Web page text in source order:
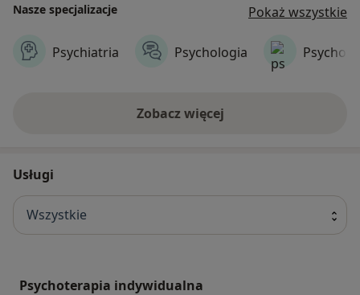
Nasze specjalizacje Pokaż wszystkie
Psychiatria Psychologia
Zobacz więcej
Usługi
Wszystkie
Psychoterapia indywidualna